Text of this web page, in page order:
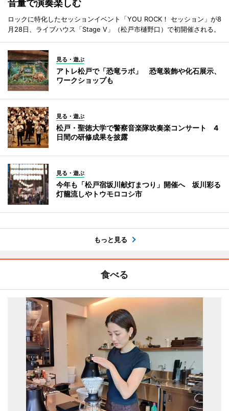
音量で演奏楽しむ
ロックに特化したセッションイベント「YOU ROCK！ セッション」が8
月28日、ライブハウス「Stage V」（松戸市樋野口）で初開催される。
見る・遊ぶ
アトレ松戸で「恐竜ラボ」 恐竜装飾や化石展示、
ワークショップも
見る・遊ぶ
松戸・聖徳大学で警察音楽隊吹奏楽コンサート 4
日間の研修成果を披露
見る・遊ぶ
今年も「松戸宿坂川献灯まつり」開催へ 坂川彩る
灯籠流しやトウモロコシ市
もっと見る
食べる